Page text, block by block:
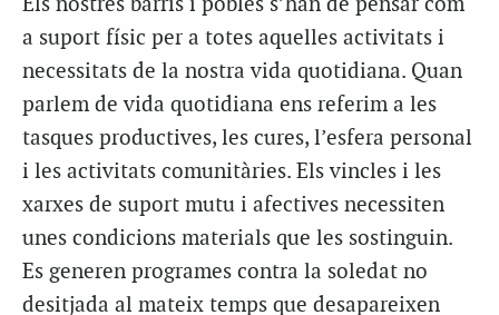
Els nostres barris i pobles s’han de pensar com
a suport físic per a totes aquelles activitats i
necessitats de la nostra vida quotidiana. Quan
parlem de vida quotidiana ens referim a les
tasques productives, les cures, l’esfera personal
i les activitats comunitàries. Els vincles i les
xarxes de suport mutu i afectives necessiten
unes condicions materials que les sostinguin.
Es generen programes contra la soledat no
desitjada al mateix temps que desapareixen